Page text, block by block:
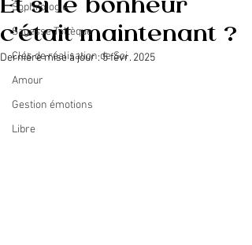
Sophrologie
Sagesse Toltèque
Clés de réalisation de Soi
Amour
Gestion émotions
Libre
Et si le bonheur
c'était maintenant ?
Dernière mise à jour :5 févr. 2025